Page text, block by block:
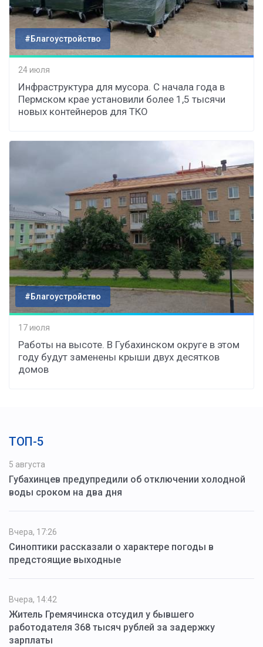
#Благоустройство
24 июля
Инфраструктура для мусора. С начала года в
Пермском крае установили более 1,5 тысячи
новых контейнеров для ТКО
#Благоустройство
17 июля
Работы на высоте. В Губахинском округе в этом
году будут заменены крыши двух десятков
домов
ТОП-5
5 августа
Губахинцев предупредили об отключении холодной
воды сроком на два дня
Вчера, 17:26
Синоптики рассказали о характере погоды в
предстоящие выходные
Вчера, 14:42
Житель Гремячинска отсудил у бывшего
работодателя 368 тысяч рублей за задержку
зарплаты